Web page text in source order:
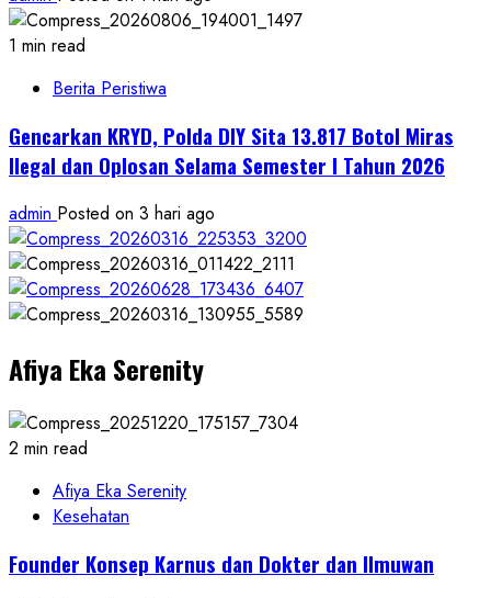
1 min read
Berita Peristiwa
Gencarkan KRYD, Polda DIY Sita 13.817 Botol Miras
Ilegal dan Oplosan Selama Semester I Tahun 2026
admin Posted on 3 hari ago
Afiya Eka Serenity
2 min read
Afiya Eka Serenity
Kesehatan
Founder Konsep Karnus dan Dokter dan Ilmuwan